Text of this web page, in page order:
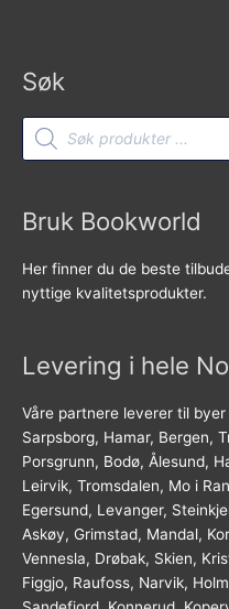
Søk
Products
search
Bruk Bookworld
Her finner du de beste
nyttige kvalitetsprodukter.
Levering i hele
Våre partnere leverer til
Sarpsborg, Hamar, Bergen,
Porsgrunn, Bodø, Ålesund,
Leirvik, Tromsdalen, Mo i
Egersund, Levanger,
Askøy, Grimstad, Mandal,
Vennesla, Drøbak, Skien,
Figgjo, Raufoss, Narvik,